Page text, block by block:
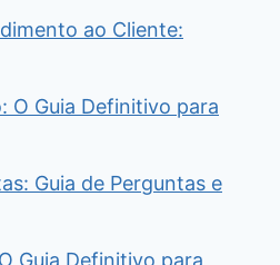
ao Cliente:
O Guia Definitivo para
Guia de Perguntas e